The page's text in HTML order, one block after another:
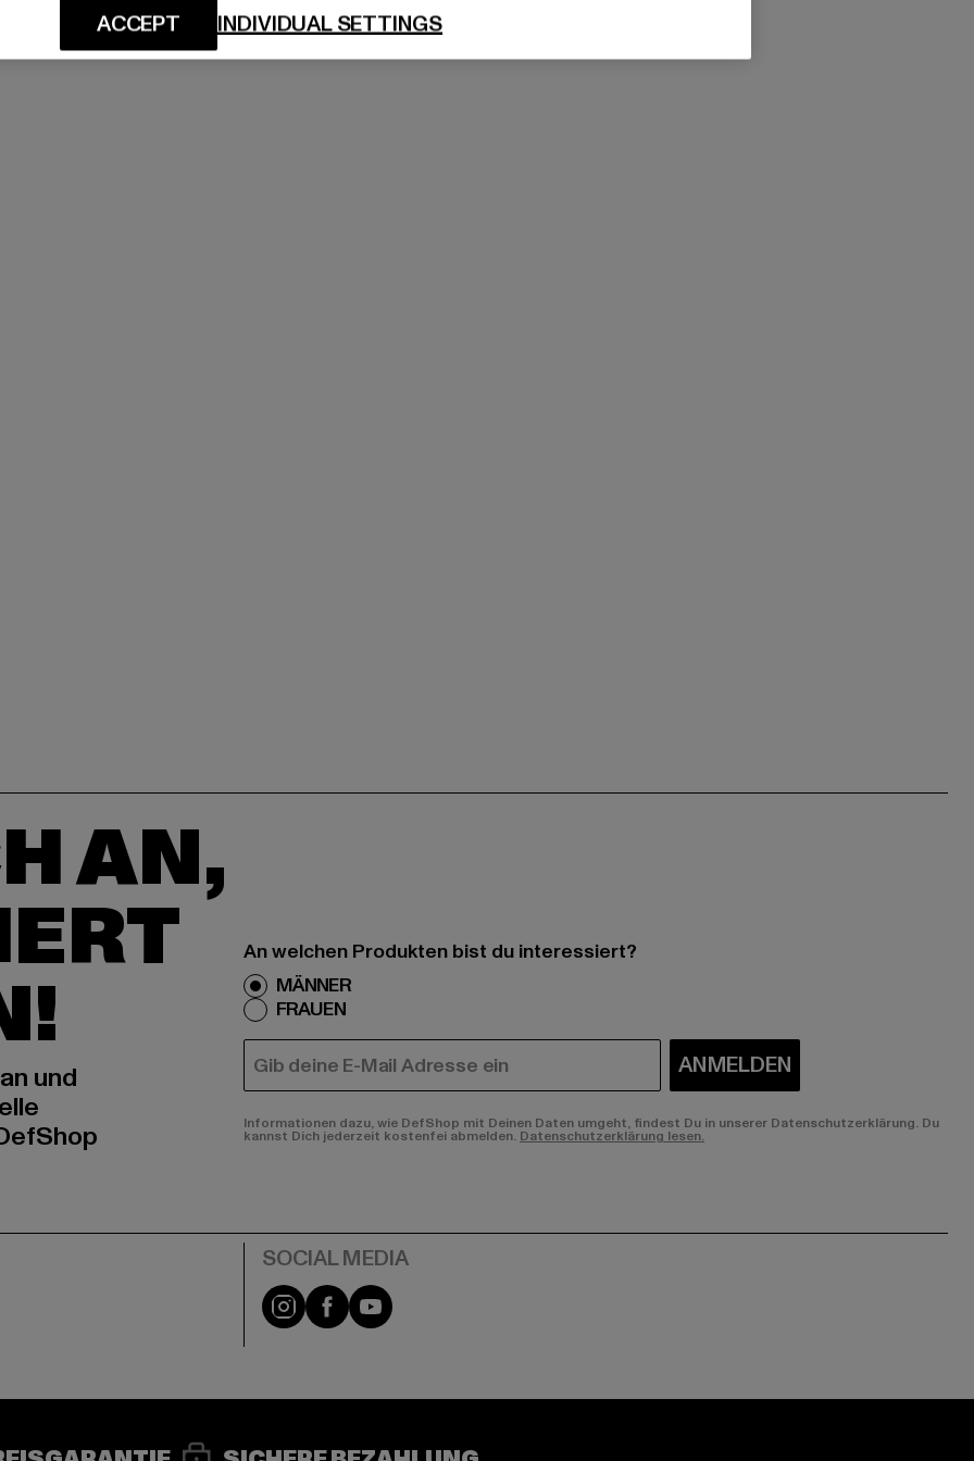
AN,
und
An welchen Produkten bist du interessiert?
MÄNNER
FRAUEN
E-MAIL ANMELDEN
Informationen dazu, wie DefShop mit Deinen Daten umgeht, findest Du in unserer Datenschutzerklärung. Du
kannst Dich jederzeit kostenfei abmelden. Datenschutzerklärung lesen.
Instagram
FacebookYouTube
INDIVIDUAL SETTINGS
ACCEPT